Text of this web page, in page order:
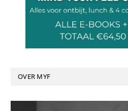
OVER MYF